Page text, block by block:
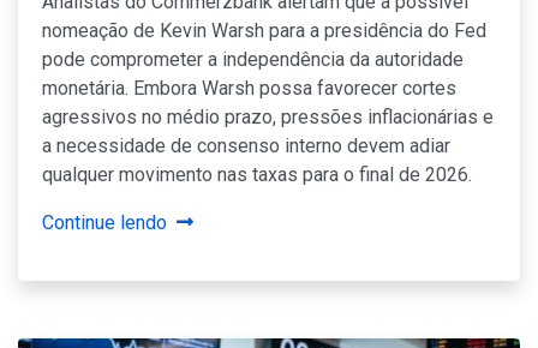
nomeação de Kevin Warsh para a presidência do Fed
pode comprometer a independência da autoridade
monetária. Embora Warsh possa favorecer cortes
agressivos no médio prazo, pressões inflacionárias e
a necessidade de consenso interno devem adiar
qualquer movimento nas taxas para o final de 2026.
Continue lendo